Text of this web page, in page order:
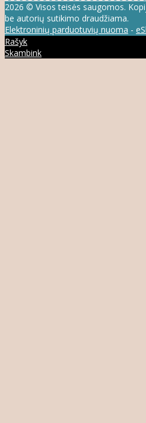
2026 © Visos teisės saugomos.
be autorių sutikimo draudžiama.
Elektroninių parduotuvių nuoma -
Rašyk
Skambink